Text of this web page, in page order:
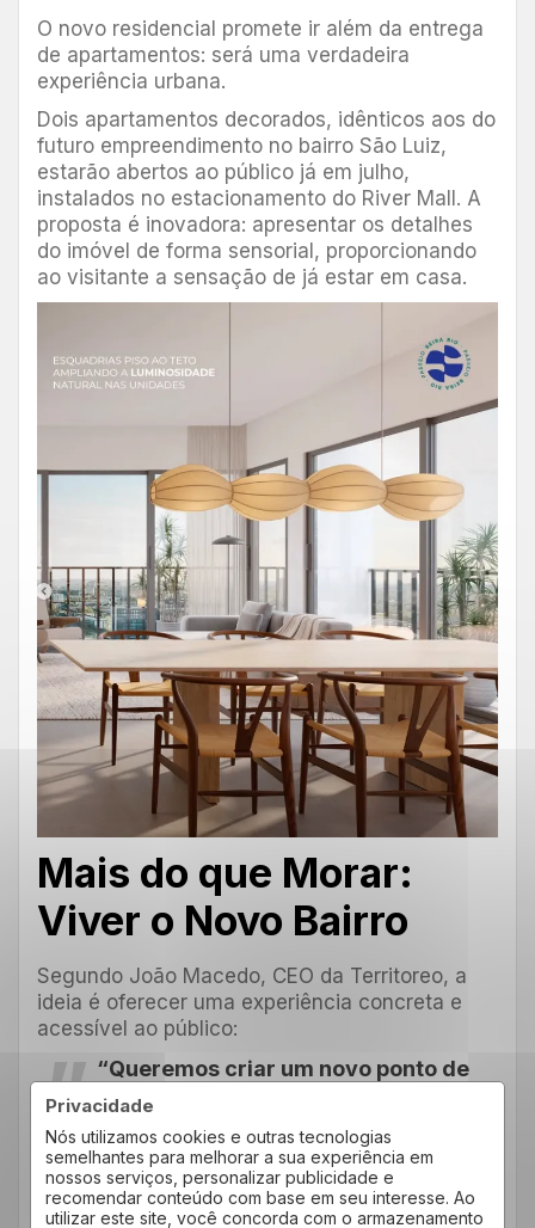
Privacidade
Nós utilizamos cookies e outras tecnologias
semelhantes para melhorar a sua experiência em
nossos serviços, personalizar publicidade e
recomendar conteúdo com base em seu interesse. Ao
utilizar este site, você concorda com o armazenamento
O novo residencial promete ir além da entrega
de apartamentos: será uma verdadeira
experiência urbana.
Dois apartamentos decorados, idênticos aos do
futuro empreendimento no bairro São Luiz,
estarão abertos ao público já em julho,
instalados no estacionamento do River Mall. A
proposta é inovadora: apresentar os detalhes
do imóvel de forma sensorial, proporcionando
ao visitante a sensação de já estar em casa.
Mais do que Morar:
Viver o Novo Bairro
Segundo João Macedo, CEO da Territoreo, a
ideia é oferecer uma experiência concreta e
acessível ao público:
“Queremos criar um novo ponto de
visitação em Brusque. Algo que
inspire as pessoas e mostre como
nosso projeto vai além da moradia:
ele transforma a cidade.”